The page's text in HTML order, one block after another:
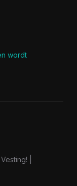
wordt
|